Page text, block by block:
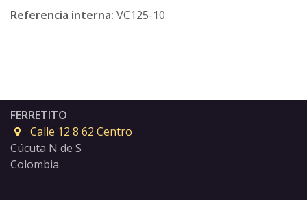
Referencia interna: VC125-10
FERRETITO
Calle 12 8 62 Centro
Cúcuta N de S
Colombia